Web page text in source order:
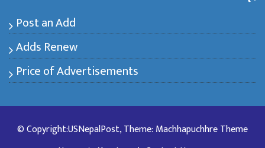
Post an Add
Adds Renew
Price of Advertisements
© Copyright:USNepalPost, Theme: Machhapuchhre Theme